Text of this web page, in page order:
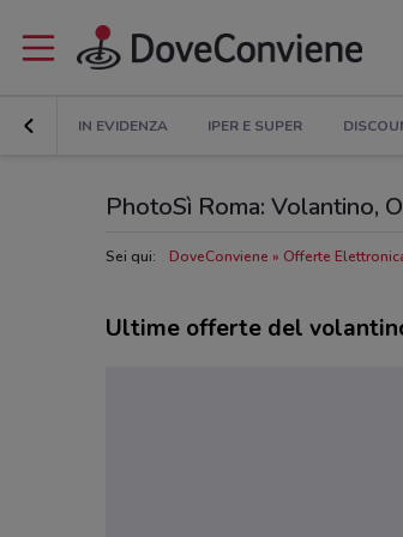
IN EVIDENZA IPER E SUPER
PhotoSì Roma: Volantino,
Sei qui: DoveConviene Offerte
Ultime offerte del